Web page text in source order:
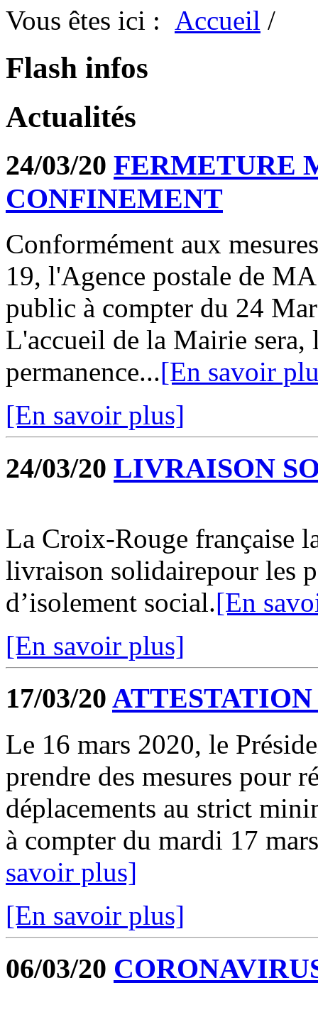
Vous êtes ici : Accueil /
Flash infos
Actualités
24/03/20 FERMETURE
CONFINEMENT
Conformément aux
19, l'Agence postale de
public à compter du 24
L'accueil de la Mairie sera,
permanence...[En savoir
[En savoir plus]
24/03/20 LIVRAISON
La Croix-Rouge française
livraison solidairepour les
d’isolement social.[En
[En savoir plus]
17/03/20
Le 16 mars 2020, le
prendre des mesures pour
déplacements au strict
à compter du mardi 17
savoir plus]
[En savoir plus]
06/03/20